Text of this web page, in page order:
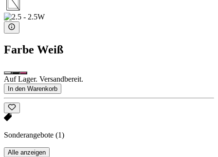
Farbe Weiß
Auf Lager. Versandbereit.
In den Warenkorb
Sonderangebote (1)
Alle anzeigen